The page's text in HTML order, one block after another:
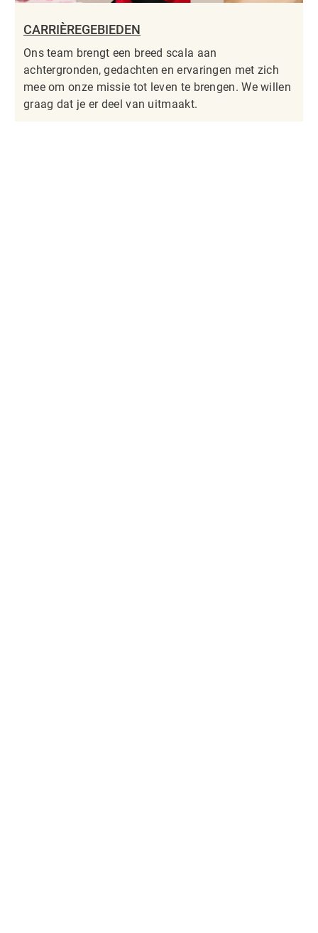
CARRIÈREGEBIEDEN
Ons team brengt een breed scala aan
achtergronden, gedachten en ervaringen met zich
mee om onze missie tot leven te brengen. We willen
graag dat je er deel van uitmaakt.